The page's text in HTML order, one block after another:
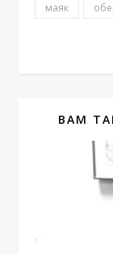
маяк
ВАМ